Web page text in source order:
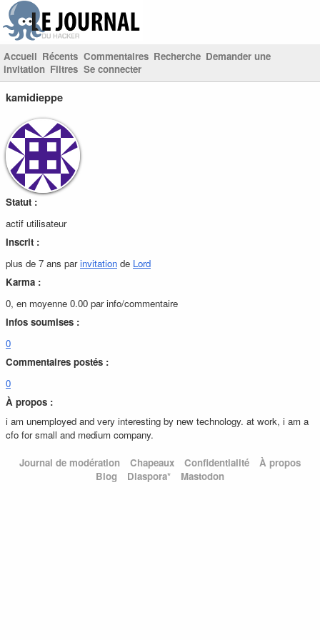
Accueil Récents Commentaires Recherche Demander une
invitation Filtres Se connecter
kamidieppe
Statut :
actif utilisateur
Inscrit :
plus de 7 ans parinvitation de Lord
Karma :
0, en moyenne 0.00 par info/commentaire
Infos soumises :
0
Commentaires postés :
0
À propos :
i am unemployed and very interesting by new technology. at work, i am a
cfo for small and medium company.
Journal de modération Chapeaux Confidentialité
À propos
Blog
Diaspora* Mastodon